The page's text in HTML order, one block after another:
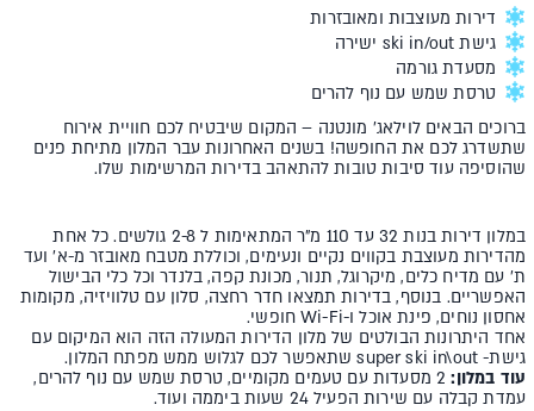
דירות מעוצבות ומאובזרות
גישת ski in/out ישירה
מסעדת גורמה
טרסת שמש עם נוף להרים
ברוכים הבאים לוילאג' מונטנה – המקום שיבטיח לכם חוויית אירוח
שתשדרג לכם את החופשה! בשנים האחרונות עבר המלון מתיחת פנים
שהוסיפה עוד סיבות טובות להתאהב בדירות המרשימות שלו.
במלון דירות בנות 32 עד 110 מ"ר המתאימות ל 2-8 גולשים. כל אחת
מהדירות מעוצבת בקווים נקיים ונעימים, וכוללת מטבח מאובזר מ-א' ועד
ת' עם מדיח כלים, מיקרוגל, תנור, מכונת קפה, בלנדר וכל כלי הבישול
האפשריים. בנוסף, בדירות תמצאו חדר רחצה, סלון עם טלוויזיה, מקומות
אחסון נוחים, פינת אוכל ו-Wi-Fi חופשי.
אחד היתרונות הבולטים של מלון הדירות המעולה הזה הוא המיקום עם
גישת- super ski in\out שתאפשר לכם לגלוש ממש מפתח המלון.
עוד במלון:
2 מסעדות עם טעמים מקומיים, טרסת שמש עם נוף להרים,
עמדת קבלה עם שירות הפעיל 24 שעות ביממה ועוד.